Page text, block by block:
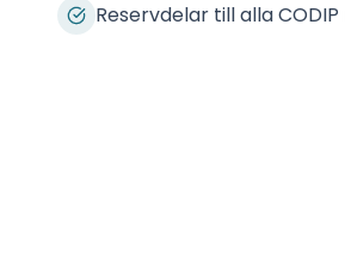
Reservdelar till alla